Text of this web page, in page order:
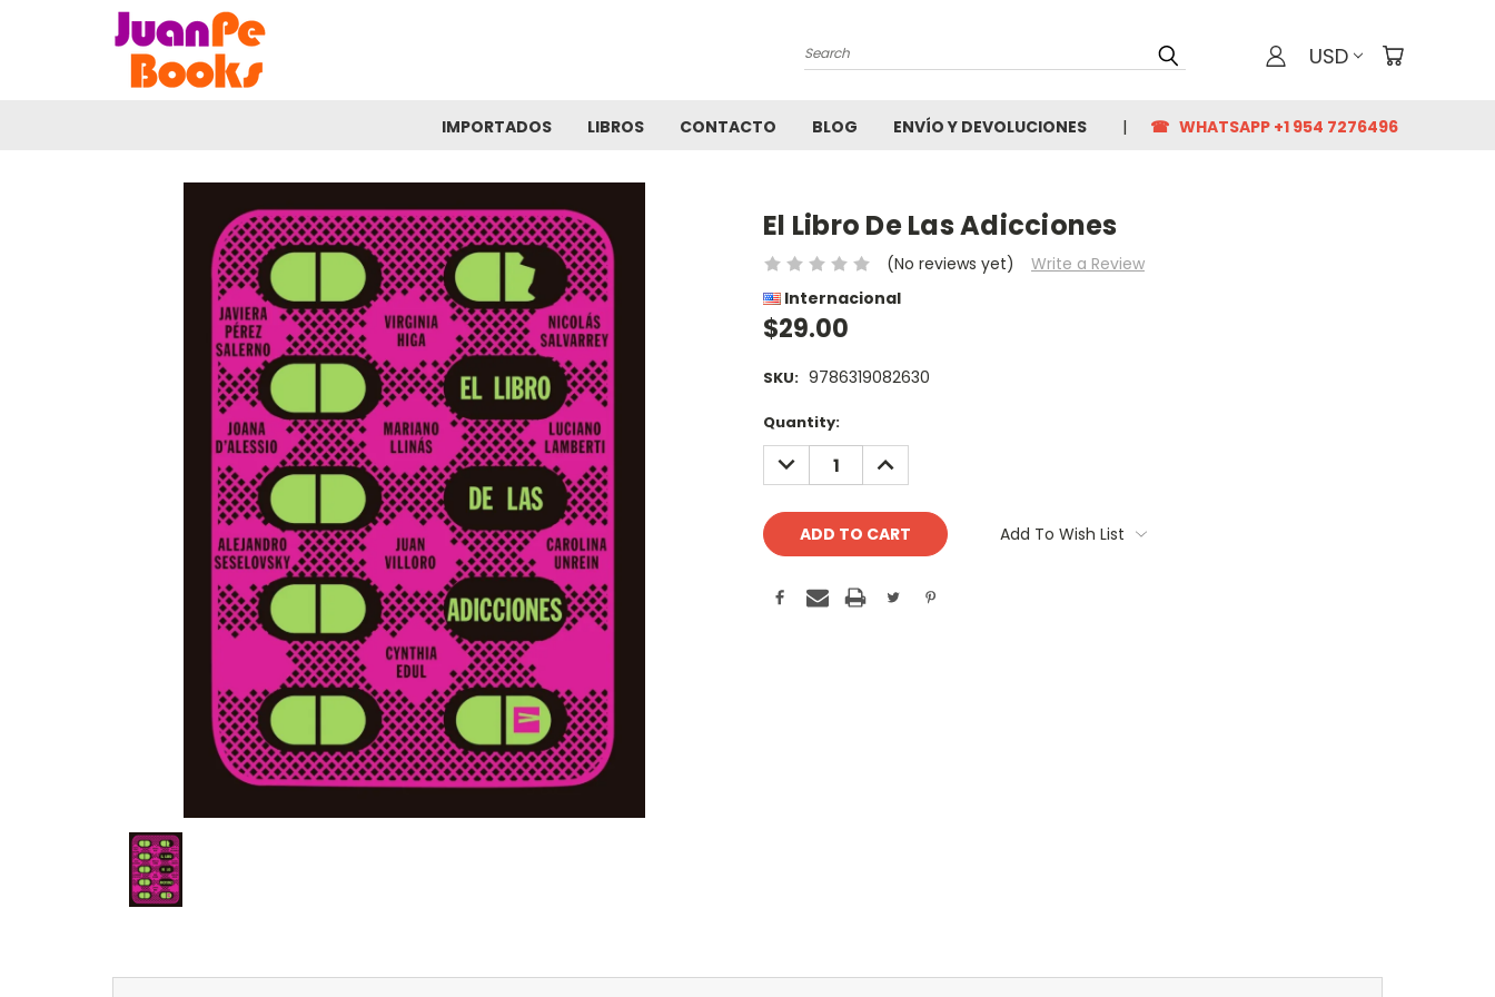
Search USD
IMPORTADOS LIBROS CONTACTO BLOG ENVÍO Y DEVOLUCIONES ☎ WHATSAPP +1 954 7276496
El Libro De Las Adicciones
(No reviews yet)
Write a Review
Internacional
$29.00
SKU: 9786319082630
Current
Stock:
Quantity:
DECREASE
QUANTITY:
INCREASE
QUANTITY:
Add To Wish List